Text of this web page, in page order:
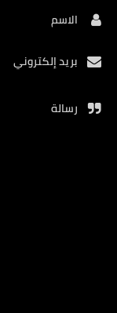
الاسم
بريد إلكتروني
رسالة